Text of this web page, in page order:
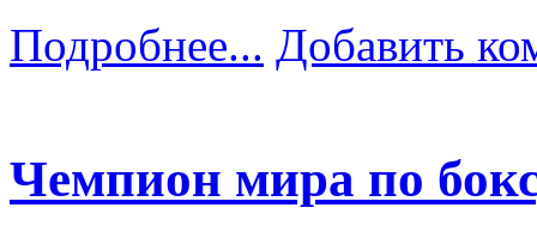
Подробнее... Добавить
Чемпион мира по